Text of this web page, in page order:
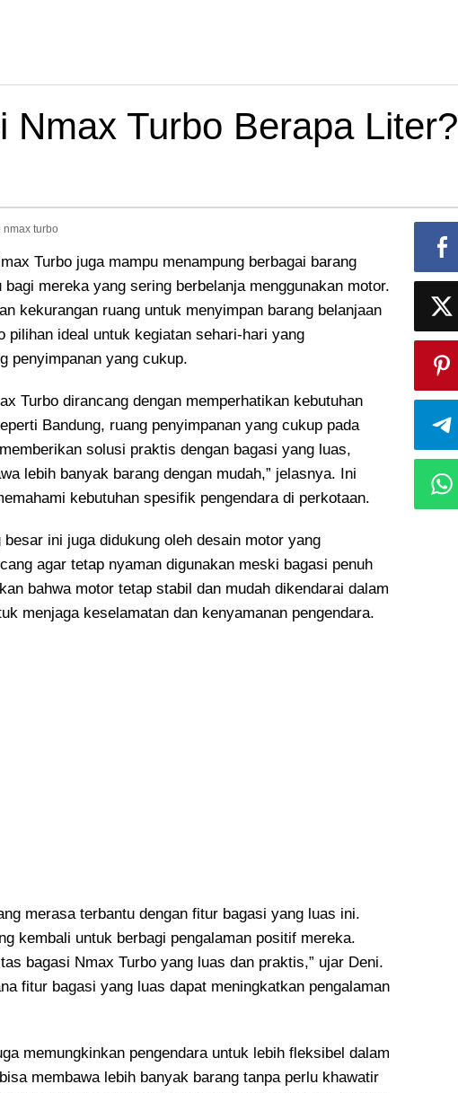
Nmax Turbo Berapa Liter?
Turbo juga mampu menampung berbagai barang
mereka yang sering berbelanja menggunakan motor.
kekurangan ruang untuk menyimpan barang belanjaan
pilihan ideal untuk kegiatan sehari-hari yang
penyimpanan yang cukup.
Turbo dirancang dengan memperhatikan kebutuhan
Bandung, ruang penyimpanan yang cukup pada
solusi praktis dengan bagasi yang luas,
lebih banyak barang dengan mudah,” jelasnya. Ini
kebutuhan spesifik pengendara di perkotaan.
ini juga didukung oleh desain motor yang
agar tetap nyaman digunakan meski bagasi penuh
bahwa motor tetap stabil dan mudah dikendarai dalam
menjaga keselamatan dan kenyamanan pengendara.
merasa terbantu dengan fitur bagasi yang luas ini.
kembali untuk berbagi pengalaman positif mereka.
bagasi Nmax Turbo yang luas dan praktis,” ujar Deni.
fitur bagasi yang luas dapat meningkatkan pengalaman
memungkinkan pengendara untuk lebih fleksibel dalam
membawa lebih banyak barang tanpa perlu khawatir